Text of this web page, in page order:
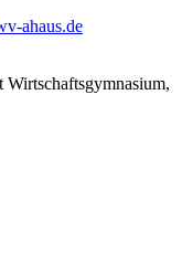
ahaus.de